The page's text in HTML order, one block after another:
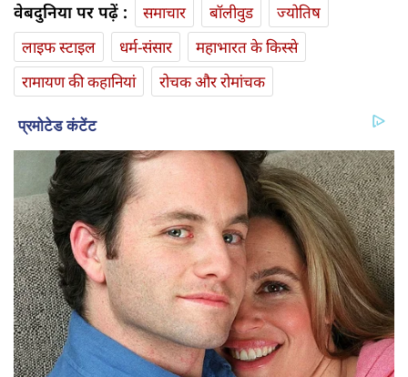
वेबदुनिया पर पढ़ें : समाचार बॉलीवुड
ज्योतिष
लाइफ स्‍टाइल
धर्म-संसार
महाभारत के किस्से
रामायण की कहानियां
रोचक और रोमांचक